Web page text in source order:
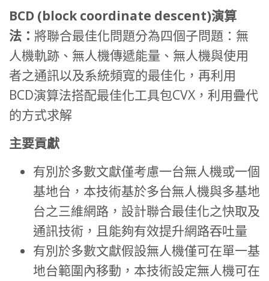
BCD (block coordinate descent)演算
法： 將聯合最佳化問題分為四個子問題：無
人機軌跡、無人機傳遞能量、無人機與使用
者之通訊以及系統頻寬的最佳化，再利用
BCD演算法搭配最佳化工具包CVX，利用疊代
的方式求解
主要貢獻
有別於多數文獻僅考慮一台無人機或一個
基地台，本技術基於多台無人機與多基地
台之三維網路，設計聯合最佳化之快取及
通訊技術，且能夠有效提升網路吞吐量
有別於多數文獻假設無人機僅可在單一基
地台範圍內移動，本技術設定無人機可在